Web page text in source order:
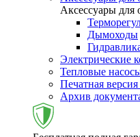
Аксессуары для
Дымоходы
Электрические
Тепловые
Печатная
Архив